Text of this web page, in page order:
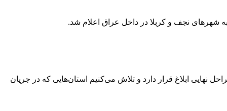
شهرهای نجف و کربلا در داخل عراق اعلام شد.
به استان‌های کشور خبر داد و گفت: ۸۰ هزار میلیارد تومان دیگر در مراحل نهایی ابلاغ قرار دارد و تلاش می‌کنیم استان‌هایی که در جریان